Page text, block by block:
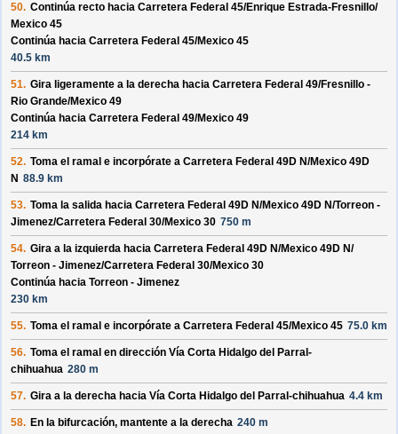
50. Continúa recto hacia Carretera Federal 45/Enrique Estrada-Fresnillo/
Mexico 45
Continúa hacia Carretera Federal 45/Mexico 45
40.5 km
51. Gira ligeramente a la derecha hacia Carretera Federal 49/Fresnillo -
Rio Grande/Mexico 49
Continúa hacia Carretera Federal 49/Mexico 49
214 km
52. Toma el ramal e incorpórate a Carretera Federal 49D N/Mexico 49D
N 88.9 km
53. Toma la salida hacia Carretera Federal 49D N/Mexico 49D N/Torreon -
Jimenez/Carretera Federal 30/Mexico 30 750 m
54. Gira a la izquierda hacia Carretera Federal 49D N/Mexico 49D N/
Torreon - Jimenez/Carretera Federal 30/Mexico 30
Continúa hacia Torreon - Jimenez
230 km
55. Toma el ramal e incorpórate a Carretera Federal 45/Mexico 45 75.0 km
56. Toma el ramal en dirección Vía Corta Hidalgo del Parral-
chihuahua 280 m
57. Gira a la derecha hacia Vía Corta Hidalgo del Parral-chihuahua 4.4 km
58. En la bifurcación, mantente a la derecha 240 m